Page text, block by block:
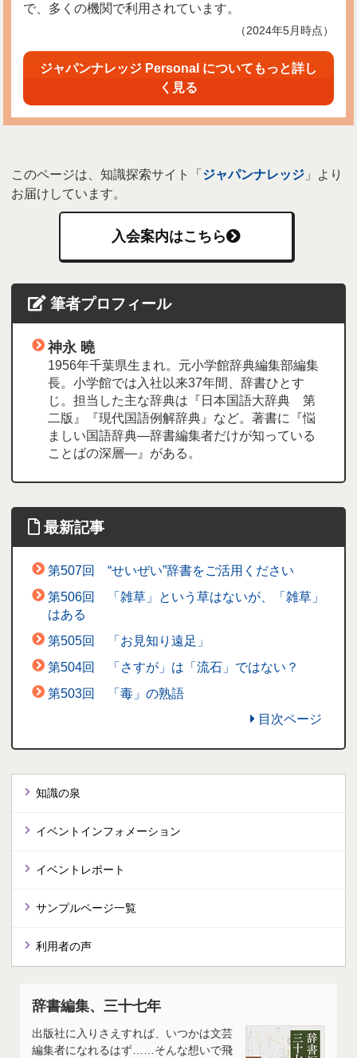
で、多くの機関で利用されています。
（2024年5月時点）
ジャパンナレッジ Personal についてもっと詳し
く見る
このページは、知識探索サイト「 ジャパンナレッジ 」より
お届けしています。
入会案内はこちら
筆者プロフィール
神永 曉
1956年千葉県生まれ。元小学館辞典編集部編集
長。小学館では入社以来37年間、辞書ひとす
じ。担当した主な辞典は『日本国語大辞典 第
二版』『現代国語例解辞典』など。著書に『悩
ましい国語辞典―辞書編集者だけが知っている
ことばの深層―』がある。
最新記事
第507回 “せいぜい”辞書をご活用ください
第506回 「雑草」という草はないが、「雑草」
はある
第505回 「お見知り遠足」
第504回 「さすが」は「流石」ではない？
第503回 「毒」の熟語
目次ページ
知識の泉
イベントインフォメーション
イベントレポート
サンプルページ一覧
利用者の声
辞書編集、三十七年
出版社に入りさえすれば、いつかは文芸
編集者になれるはず……そんな想いで飛